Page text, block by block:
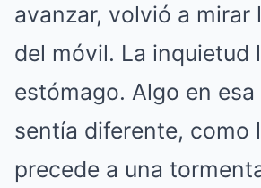
avanzar, volvió a mirar
del móvil. La inquietud
estómago. Algo en
sentía diferente, como
precede a una